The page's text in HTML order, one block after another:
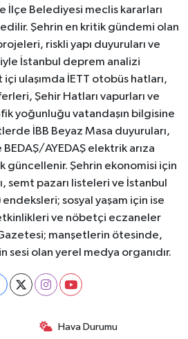
İlçe Belediyesi meclis kararları
Şehrin en kritik gündemi olan
riskli yapı duyuruları ve
İstanbul deprem analizi
ulaşımda İETT otobüs hatları,
Şehir Hatları vapurları ve
yoğunluğu vatandaşın bilgisine
İBB Beyaz Masa duyuruları,
BEDAŞ/AYEDAŞ elektrik arıza
güncellenir. Şehrin ekonomisi için
semt pazarı listeleri ve İstanbul
sosyal yaşam için ise
ve nöbetçi eczaneler
manşetlerin ötesinde,
sesi olan yerel medya organıdır.
Hava Durumu